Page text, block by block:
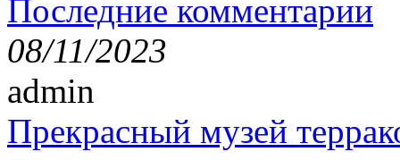
Последние комментарии
08/11/2023
admin
Прекрасный музей